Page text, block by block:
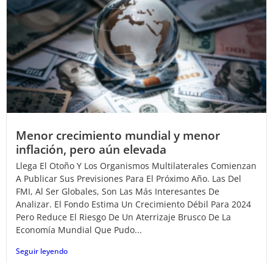
Menor crecimiento mundial y menor
inflación, pero aún elevada
Llega El Otoño Y Los Organismos Multilaterales Comienzan
A Publicar Sus Previsiones Para El Próximo Año. Las Del
FMI, Al Ser Globales, Son Las Más Interesantes De
Analizar. El Fondo Estima Un Crecimiento Débil Para 2024
Pero Reduce El Riesgo De Un Aterrizaje Brusco De La
Economía Mundial Que Pudo...
Seguir leyendo